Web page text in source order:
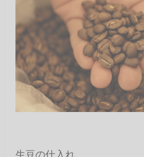
生豆の仕入れ